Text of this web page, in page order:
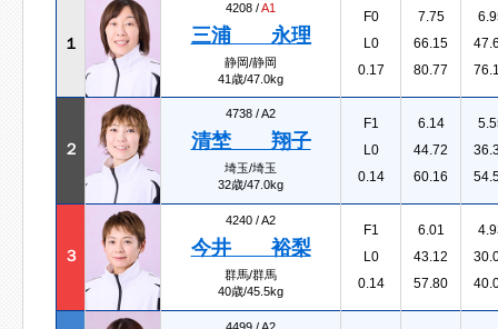
１
4208 /A1
三浦 永理
静岡/静岡
41歳/47.0kg
F0
L0
0.17
7.75
66.15
80.77
２
4738 /A2
清埜 翔子
埼玉/埼玉
32歳/47.0kg
F1
L0
0.14
6.14
44.72
60.16
３
4240 /A2
今井 裕梨
群馬/群馬
40歳/45.5kg
F1
L0
0.14
6.01
43.12
57.80